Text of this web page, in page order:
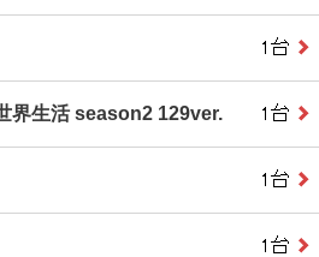
界生活 season2 129ver.